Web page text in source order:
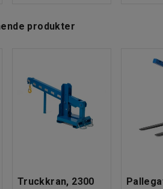
produkter
Truckkran, 2300